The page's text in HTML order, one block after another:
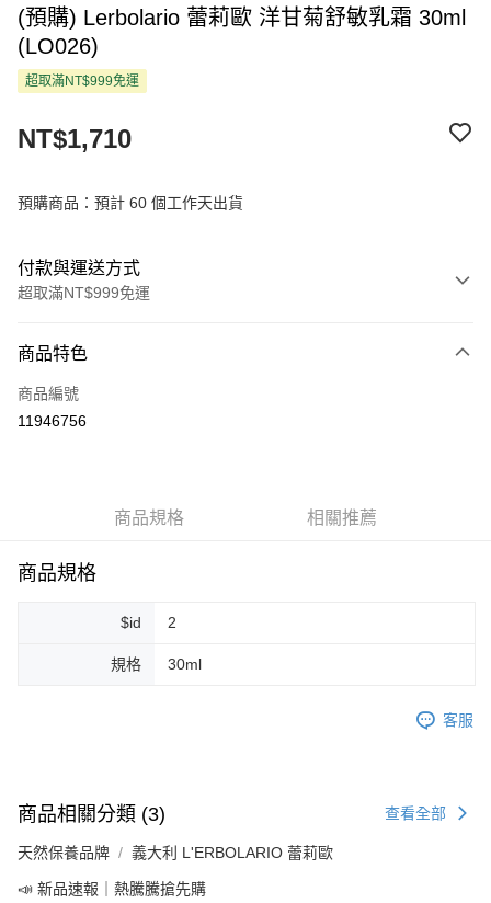
(預購) Lerbolario 蕾莉歐 洋甘菊舒敏乳霜 30ml
(LO026)
超取滿NT$999免運
NT$1,710
預購商品：預計 60 個工作天出貨
付款與運送方式
超取滿NT$999免運
信用卡一次付款
超商取貨付款
悠遊付
全家純取貨 (先付款
7-11取貨付款
商品特色
商品編號
11946756
商品規格 相關推薦
商品規格
$id 2
規格 30ml
客服
商品相關分類 (3) 查看全部
天然保養品牌 義大利 L'ERBOLARIO 蕾莉歐
📣 新品速報｜熱騰騰搶先購